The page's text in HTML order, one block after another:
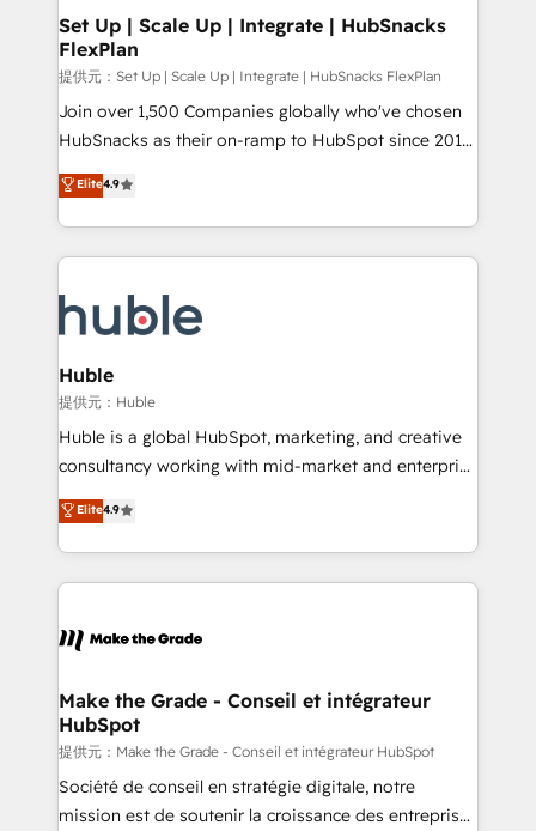
Award 🏆2020 Elite Solutions Partner 🏆2019
Integrations HubSpot Impact Award 🏆2019
Marketing Enablement HubSpot Impact Award 🏆
2018 Website Design HubSpot Impact Award 🏆2017
Website Design HubSpot Impact Award 🏆2016
Sales Enablement HubSpot Impact Award 🏆2015
Growth-Driven Design Agency of the Year 🏆2015
COS Design Award 🏆2013 HubSpot Marketplace
Provider of the Year 🏆2011 Became a HubSpot
Partner 📆Founded in 1997
Set Up | Scale Up | Integrate | HubSnacks
FlexPlan
提供元：Set Up | Scale Up | Integrate | HubSnacks FlexPlan
Join over 1,500 Companies globally who've chosen
HubSnacks as their on-ramp to HubSpot since 2014
Simple pay-as-you-go plans that accelerate value...
1️⃣ Set Up | Onboarding New or Check-fixing existing
HubSpot portals 2️⃣ Scale Up | 100% HubSpot Task
Execution... Global 24/7 ... All Experts 3️⃣ Integrate |
Slash months from your API Integration project... ⬅️
Click "Contact Business" ⬅️ to access 150+ Kickstart
Integration templates that put HubSpot in the center
of your tech stack, syncing... 🛍️ Shopify or
WooCommerce 💲 Stripe or Paypal 💰 Sage or
Netsuite 🤖 Google or Microsoft ✍️ DocuSign or
the rare Advanced "Custom Integrations"
Accreditation, securely sync data across... 🔄 any
new HubSpot portal with Advanced Website and
CRM Migrations using our in-house "HubScrub" Tool.
Elite4.9
Huble
提供元：Huble
Huble is a global HubSpot, marketing, and creative
consultancy working with mid-market and enterprise
businesses. We go beyond implementation, shaping
the strategy, processes, and teams that turn
HubSpot into a genuine growth engine. Named
HubSpot's Global Partner of the Year in 2024,
worldwide, and with over 15 years in the ecosystem,
One company, one operating model, delivering
across offices and consulting teams in the UK, USA,
Canada, Germany, France, Belgium, Singapore, and
South Africa. Certified compliant with ISO/IEC
27001:2022 and ISO 9001:2015 across all seven
Elite4.9
Make the Grade - Conseil et intégrateur
HubSpot
提供元：Make the Grade - Conseil et intégrateur HubSpot
Société de conseil en stratégie digitale, notre
mission est de soutenir la croissance des entreprises